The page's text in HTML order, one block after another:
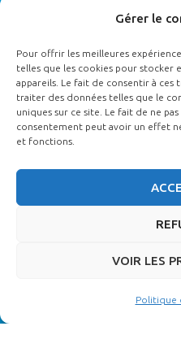
Gérer le
Pour offrir les meilleures
telles que les cookies pour stocker
appareils. Le fait de consentir à
traiter des données telles que le
uniques sur ce site. Le fait de ne
consentement peut avoir un effet
et fonctions.
VOIR LES
Politique
RÉCLAMATION
Contactez le référent qualité :
funetique.fr